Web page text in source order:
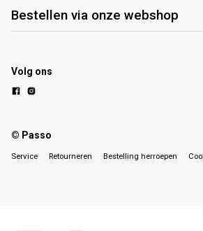
Bestellen via onze webshop
Volg ons
© Passo
Service Retourneren Bestelling herroepen